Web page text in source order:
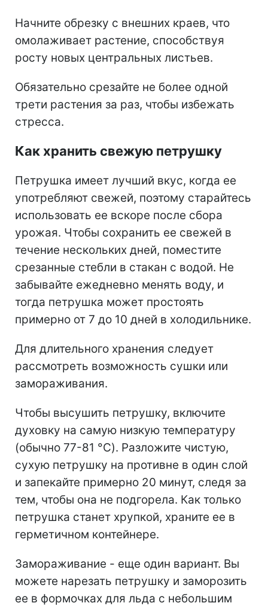
Начните обрезку с внешних краев, что
омолаживает растение, способствуя
росту новых центральных листьев.
Обязательно срезайте не более одной
трети растения за раз, чтобы избежать
стресса.
Как хранить свежую петрушку
Петрушка имеет лучший вкус, когда ее
употребляют свежей, поэтому старайтесь
использовать ее вскоре после сбора
урожая. Чтобы сохранить ее свежей в
течение нескольких дней, поместите
срезанные стебли в стакан с водой. Не
забывайте ежедневно менять воду, и
тогда петрушка может простоять
примерно от 7 до 10 дней в холодильнике.
Для длительного хранения следует
рассмотреть возможность сушки или
замораживания.
Чтобы высушить петрушку, включите
духовку на самую низкую температуру
(обычно 77-81 °C). Разложите чистую,
сухую петрушку на противне в один слой
и запекайте примерно 20 минут, следя за
тем, чтобы она не подгорела. Как только
петрушка станет хрупкой, храните ее в
герметичном контейнере.
Замораживание - еще один вариант. Вы
можете нарезать петрушку и заморозить
ее в формочках для льда с небольшим